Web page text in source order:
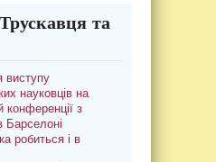
та
виступу
науковців на
конференції з
Барселоні
робиться і в